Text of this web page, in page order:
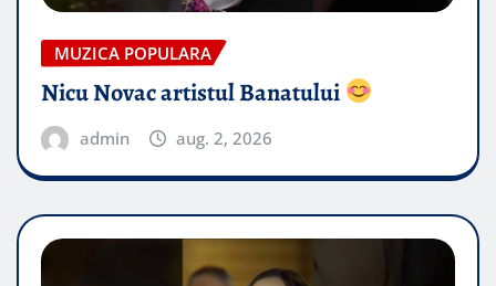
MUZICA POPULARA
Nicu Novac artistul Banatului
admin aug. 2, 2026